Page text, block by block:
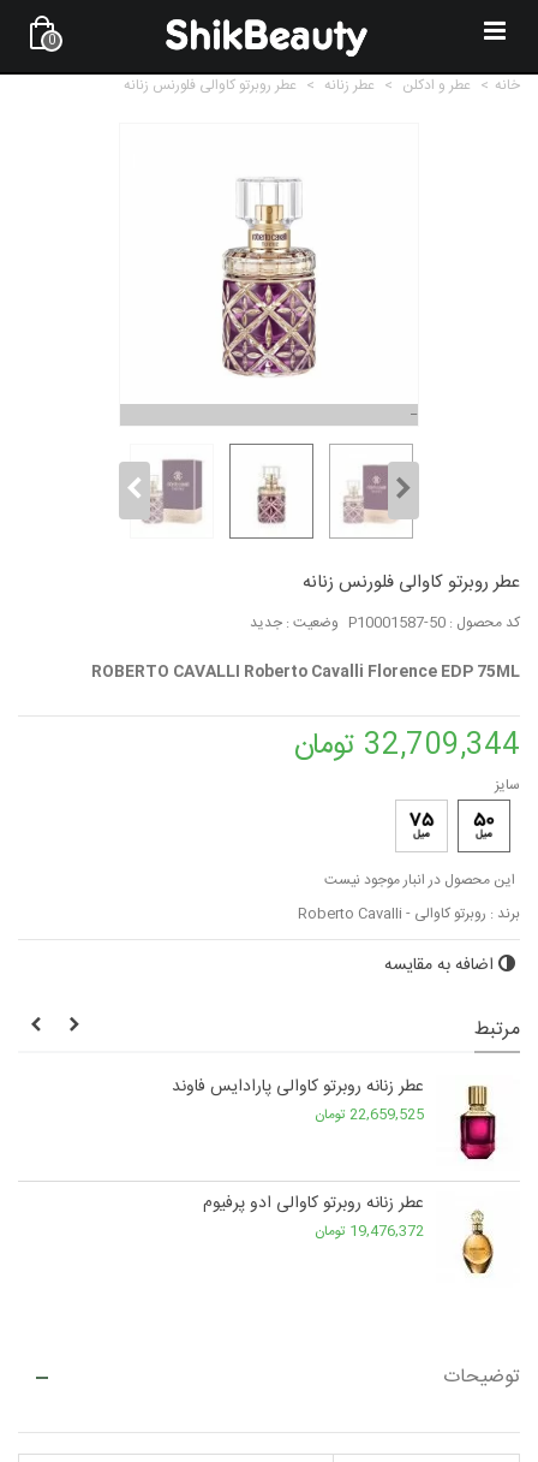
0
خانه > عطر و ادکلن > عطر زنانه > عطر روبرتو کاوالی فلورنس زنانه
عطر روبرتو کاوالی فلورنس زنانه
کد محصول : P10001587-50 وضعیت : جدید
ROBERTO CAVALLI Roberto Cavalli Florence EDP 75ML
32,709,344 تومان
سایز
این محصول در انبار موجود نیست
برند : روبرتو کاوالی - Roberto Cavalli
اضافه به مقایسه
مرتبط
عطر زنانه روبرتو کاوالی پارادایس فاوند
22,659,525 تومان
عطر زنانه روبرتو کاوالی ادو پرفیوم
19,476,372 تومان
توضیحات